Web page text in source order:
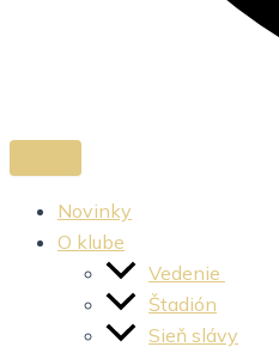
Novinky
O klube
Vedenie
Štadión
Sieň slávy